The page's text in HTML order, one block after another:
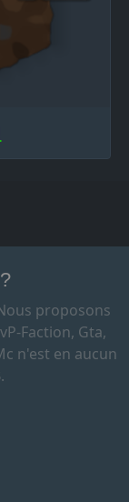
proposons
Faction, Gta,
n'est en aucun